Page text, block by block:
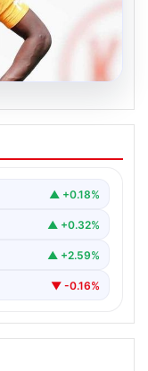
yeni
▲ +0.18%
▲ +0.32%
▲ +2.59%
▼ -0.16%